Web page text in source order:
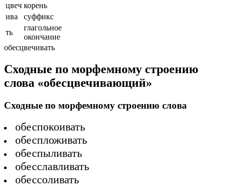
цвеч корень
ива
суффикс
ть
глагольное
окончание
обесцвечивать
Сходные по морфемному строению
слова «обесцвечивающий»
Сходные по морфемному строению слова
обеспокоивать
обеспложивать
обеспыливать
обесславливать
обессоливать